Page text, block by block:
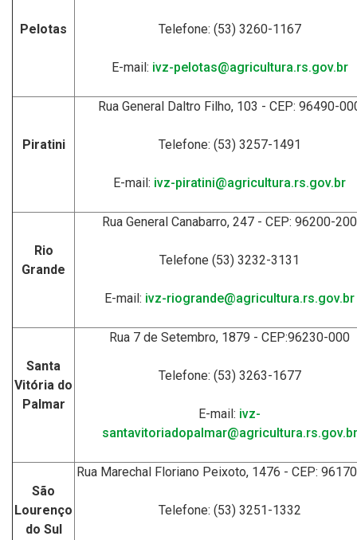
Pelotas Telefone: (53) 3260-1167
E-mail: ivz-pelotas@agricultura.rs.gov.br
Piratini
Rua General Daltro Filho, 103 - CEP: 96490-
Telefone: (53) 3257-1491
E-mail: ivz-piratini@agricultura.rs.gov.br
Rio
Grande
Rua General Canabarro, 247 - CEP: 96200-200
Telefone (53) 3232-3131
E-mail: ivz-riogrande@agricultura.rs.gov.br
Santa
Vitória do
Palmar
Rua 7 de Setembro, 1879 - CEP:96230-000
Telefone: (53) 3263-1677
E-mail: ivz-
santavitoriadopalmar@agricultura.rs.gov.br
São
Lourenço
do Sul
Rua Marechal Floriano Peixoto, 1476 - CEP:
Telefone: (53) 3251-1332